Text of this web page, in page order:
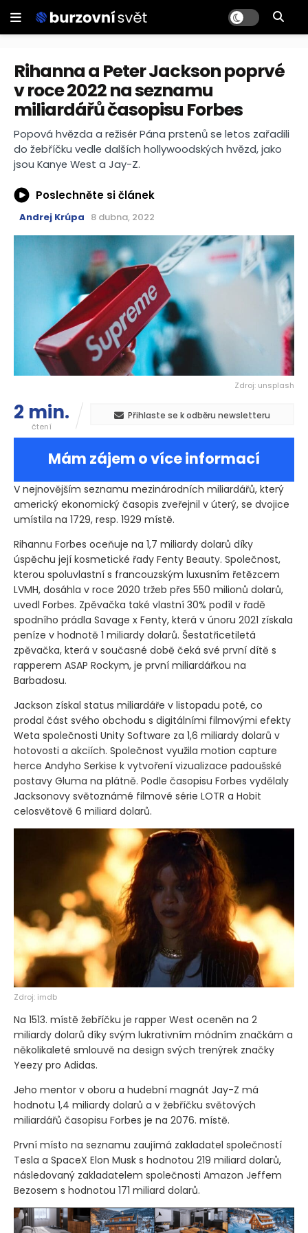
Rihanna a Peter Jackson poprvé
v roce 2022 na seznamu
miliardářů časopisu Forbes
Popová hvězda a režisér Pána prstenů se letos zařadili
do žebříčku vedle dalších hollywoodských hvězd, jako
jsou Kanye West a Jay-Z.
Poslechněte si článek
Andrej Krúpa 8 dubna, 2022
Zdroj: unsplash
2 min.
čtení
Přihlaste se k odběru newsletteru
Mám zájem o více informací
V nejnovějším seznamu mezinárodních miliardářů, který
americký ekonomický časopis zveřejnil v úterý, se dvojice
umístila na 1729, resp. 1929 místě.
Rihannu Forbes oceňuje na 1,7 miliardy dolarů díky
úspěchu její kosmetické řady Fenty Beauty. Společnost,
kterou spoluvlastní s francouzským luxusním řetězcem
LVMH, dosáhla v roce 2020 tržeb přes 550 milionů dolarů,
uvedl Forbes. Zpěvačka také vlastní 30% podíl v řadě
spodního prádla Savage x Fenty, která v únoru 2021 získala
peníze v hodnotě 1 miliardy dolarů. Šestatřicetiletá
zpěvačka, která v současné době čeká své první dítě s
rapperem ASAP Rockym, je první miliardářkou na
Barbadosu.
Jackson získal status miliardáře v listopadu poté, co
prodal část svého obchodu s digitálními filmovými efekty
Weta společnosti Unity Software za 1,6 miliardy dolarů v
hotovosti a akciích. Společnost využila motion capture
herce Andyho Serkise k vytvoření vizualizace padoušské
postavy Gluma na plátně. Podle časopisu Forbes vydělaly
Jacksonovy světoznámé filmové série LOTR a Hobit
celosvětově 6 miliard dolarů.
Zdroj: imdb
Na 1513. místě žebříčku je rapper West oceněn na 2
miliardy dolarů díky svým lukrativním módním značkám a
několikaleté smlouvě na design svých trenýrek značky
Yeezy pro Adidas.
Jeho mentor v oboru a hudební magnát Jay-Z má
hodnotu 1,4 miliardy dolarů a v žebříčku světových
miliardářů časopisu Forbes je na 2076. místě.
První místo na seznamu zaujímá zakladatel společností
Tesla a SpaceX Elon Musk s hodnotou 219 miliard dolarů,
následovaný zakladatelem společnosti Amazon Jeffem
Bezosem s hodnotou 171 miliard dolarů.